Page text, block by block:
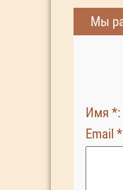
Мы
Имя *:
Email